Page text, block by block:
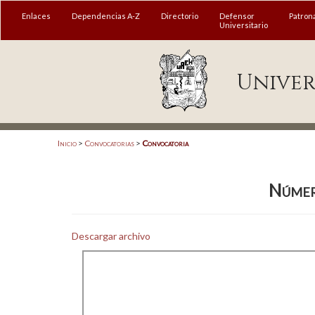
MENÚ
Acreditación Internacional
Enlaces Dependencias A-Z Directorio
Defensor
Universitario
Inicio > Convocatorias > Convocatoria
Descargar archivo